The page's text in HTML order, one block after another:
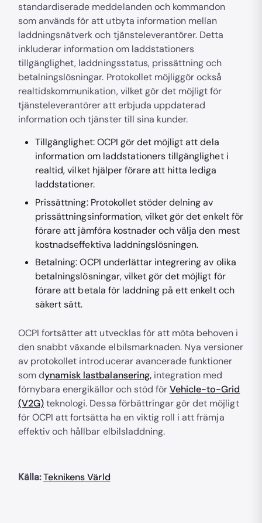
standardiserade meddelanden och kommandon
som används för att utbyta information mellan
laddningsnätverk och tjänsteleverantörer. Detta
inkluderar information om laddstationers
tillgänglighet, laddningsstatus, prissättning och
betalningslösningar. Protokollet möjliggör också
realtidskommunikation, vilket gör det möjligt för
tjänsteleverantörer att erbjuda uppdaterad
information och tjänster till sina kunder.
Tillgänglighet: OCPI gör det möjligt att dela
information om laddstationers tillgänglighet i
realtid, vilket hjälper förare att hitta lediga
laddstationer.
Prissättning: Protokollet stöder delning av
prissättningsinformation, vilket gör det enkelt för
förare att jämföra kostnader och välja den mest
kostnadseffektiva laddningslösningen.
Betalning: OCPI underlättar integrering av olika
betalningslösningar, vilket gör det möjligt för
förare att betala för laddning på ett enkelt och
säkert sätt.
OCPI fortsätter att utvecklas för att möta behoven i
den snabbt växande elbilsmarknaden. Nya versioner
av protokollet introducerar avancerade funktioner
som dynamisk lastbalansering,integration med
förnybara energikällor och stöd förVehicle-to-Grid
(V2G)teknologi. Dessa förbättringar gör det möjligt
för OCPI att fortsätta ha en viktig roll i att främja
effektiv och hållbar elbilsladdning.
Källa:Teknikens Värld